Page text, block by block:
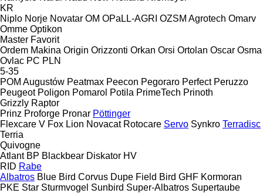
KR
Niplo Norje Novatar OM OPaLL-AGRI OZSM Agrotech Omarv
Omme Optikon
Master Favorit
Ordem Makina Origin Orizzonti Orkan Orsi Ortolan Oscar Osma
Ovlac PC PLN
5-35
POM Augustów Peatmax Peecon Pegoraro Perfect Peruzzo
Peugeot Poligon Pomarol Potila PrimeTech Prinoth
Grizzly Raptor
Prinz Proforge Pronar Pöttinger
Flexcare V Fox Lion Novacat Rotocare Servo Synkro Terradisc
Terria
Quivogne
Atlant BP Blackbear Diskator HV
RID Rabe
Albatros Blue Bird Corvus Dupe Field Bird GHF Kormoran
PKE Star Sturmvogel Sunbird Super-Albatros Supertaube